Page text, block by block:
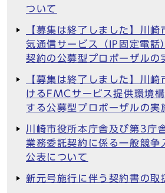
ついて
【募集は終了しました】川
気通信サービス（IP固定電話
契約の公募型プロポーザルの
【募集は終了しました】川崎
けるFMCサービス提供環境
する公募型プロポーザルの実
川崎市役所本庁舎及び第3庁
業務委託契約に係る一般競争
公表について
新元号施行に伴う契約書の取